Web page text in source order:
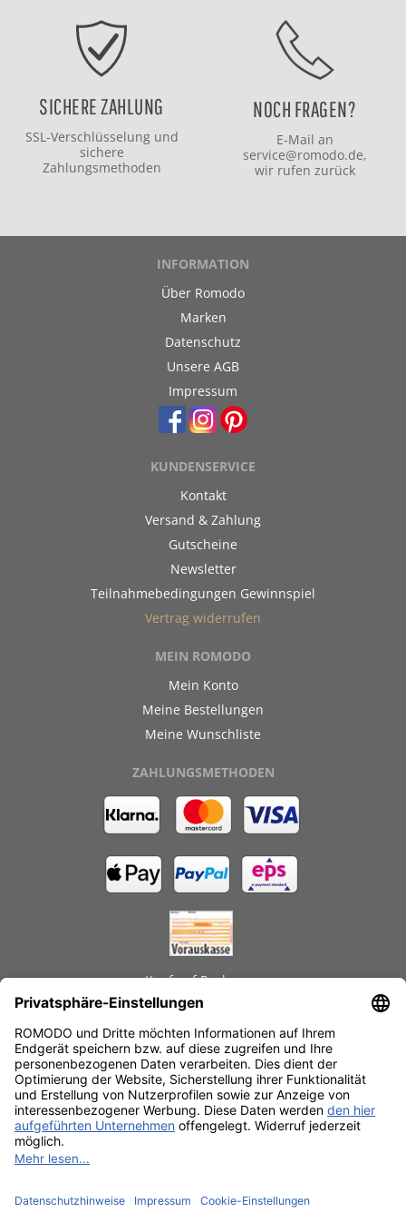
SICHERE ZAHLUNG
SSL-Verschlüsselung und
sichere
Zahlungsmethoden
NOCH FRAGEN?
E-Mail an
service@romodo.de,
wir rufen zurück
INFORMATION
Über Romodo
Marken
Datenschutz
Unsere AGB
Impressum
KUNDENSERVICE
Kontakt
Versand & Zahlung
Gutscheine
Newsletter
Teilnahmebedingungen Gewinnspiel
Vertrag widerrufen
MEIN ROMODO
Mein Konto
Meine Bestellungen
Meine Wunschliste
ZAHLUNGSMETHODEN
Kauf auf Rechnung
Schnelle Lieferzeiten
Käuferschutz
Datenschutz
SSL-Verschlüsselung